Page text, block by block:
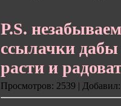
P.S.
ссылачки
расти и
Просмотров: 2539 |